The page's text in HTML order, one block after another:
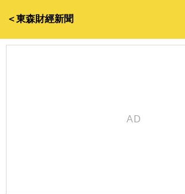
＜東森財經新聞